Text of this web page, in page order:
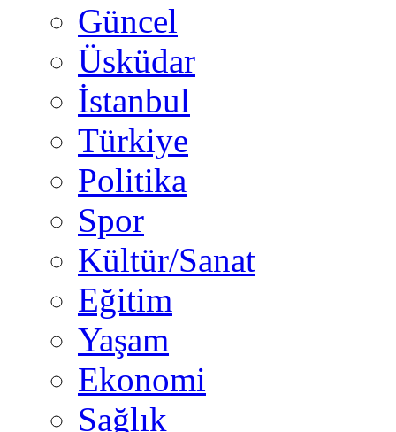
Güncel
Üsküdar
İstanbul
Türkiye
Politika
Spor
Kültür/Sanat
Eğitim
Yaşam
Ekonomi
Sağlık